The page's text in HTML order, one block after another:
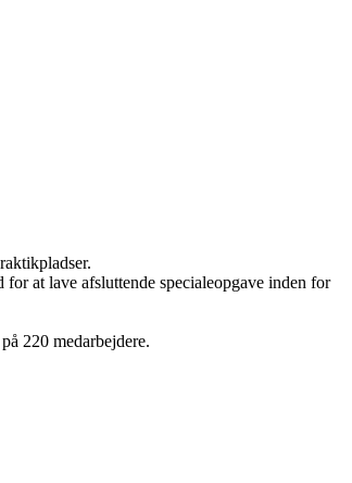
at lave afsluttende specialeopgave inden for
220 medarbejdere.